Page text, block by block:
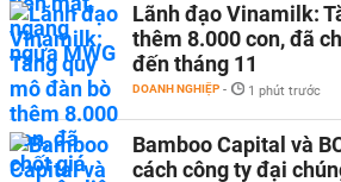
Lãnh đạo Vinamilk:
thêm 8.000 con, đã
đến tháng 11
DOANH NGHIỆP - 1 phút trước
Bamboo Capital và
cách công ty đại